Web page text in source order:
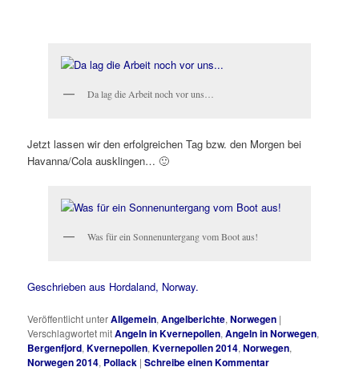
Da lag die Arbeit noch vor uns…
Jetzt lassen wir den erfolgreichen Tag bzw. den Morgen bei
Havanna/Cola ausklingen… 🙂
Was für ein Sonnenuntergang vom Boot aus!
Geschrieben aus Hordaland, Norway.
Veröffentlicht unterAllgemein,Angelberichte,Norwegen |
Verschlagwortet mitAngeln in Kvernepollen,Angeln in Norwegen,
Bergenfjord,Kvernepollen,Kvernepollen 2014,Norwegen,
Norwegen 2014, Pollack |Schreibe einen Kommentar